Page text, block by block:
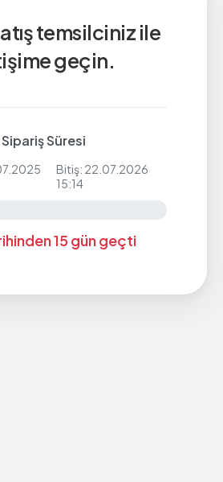
temsilciniz ile
geçin.
Sipariş Süresi
Bitiş: 22.07.2026
15:14
15 gün geçti